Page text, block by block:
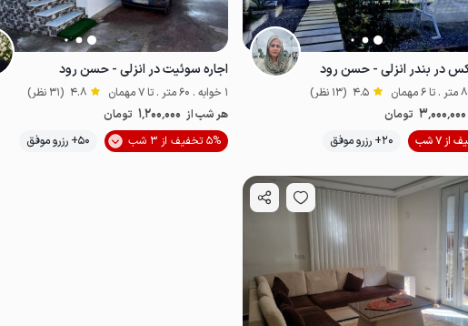
نقشه
در بندر انزلی - حسن رود
4.5 (13 نظر)
3٬000٬000 تومان
20+ رزرو موفق موقعیت در نقشه
اجاره سوئیت در انزلی - حسن رود
1 خوابه . 60 متر . تا 7 مهمان 4.8 (31 نظر)
هر شب از 1٬200٬000 تومان
5% تخفیف از 3 شب
50+ رزرو موفق